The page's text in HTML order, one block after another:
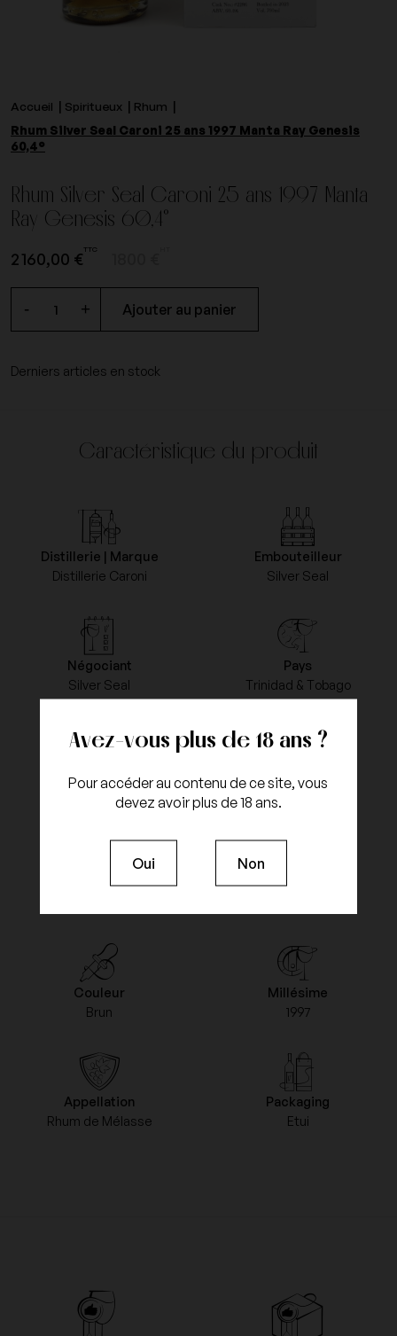
Avez-vous plus de 18 ans ?
Pour accéder au contenu de ce site, vous
devez avoir plus de 18 ans.
Oui Non
Accueil Spiritueux
Rhum
Rhum Silver Seal Caroni 25 ans 1997 Manta Ray Genesis
60,4°
Rhum Silver Seal Caroni 25 ans 1997 Manta
Ray Genesis 60,4°
2 160,00 € TTC
+
- Ajouter au panier
Derniers articles en stock
Caractéristique du produit
Distillerie | Marque
Distillerie Caroni
Embouteilleur
Silver Seal
Négociant
Silver Seal
Pays
Trinidad & Tobago
Capacité
Bouteille 70cl
Degré
60.4%
Age
Type
Couleur
Brun
Millésime
1997
Appellation
Rhum de Mélasse
Packaging
Etui